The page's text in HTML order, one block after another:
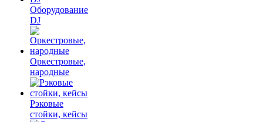
Оборудование
DJ
Оркестровые,
народные
Рэковые
стойки, кейсы